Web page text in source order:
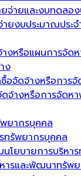
จ่ายและงบทดลอง
ยงบประมาณประ
งหรือแผนการจัด
ง
อจัดจ้างหรือการ
จ้างหรือการจัดห
ยากรบุคคล
ทรัพยากรบุคคล
นโยบายการบริหา
ารและพัฒนาทรัพ